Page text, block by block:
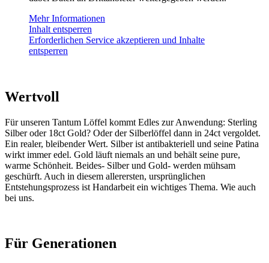
Mehr Informationen
Inhalt entsperren
Erforderlichen Service akzeptieren und Inhalte
entsperren
Wertvoll
Für unseren Tantum Löffel kommt Edles zur Anwendung: Sterling
Silber oder 18ct Gold? Oder der Silberlöffel dann in 24ct vergoldet.
Ein realer, bleibender Wert. Silber ist antibakteriell und seine Patina
wirkt immer edel. Gold läuft niemals an und behält seine pure,
warme Schönheit. Beides- Silber und Gold- werden mühsam
geschürft. Auch in diesem allerersten, ursprünglichen
Entstehungsprozess ist Handarbeit ein wichtiges Thema. Wie auch
bei uns.
Für Generationen